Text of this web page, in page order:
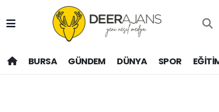
BURSA GÜNDEM DÜNYA SPOR
Hava Durumu
Trafik Durumu